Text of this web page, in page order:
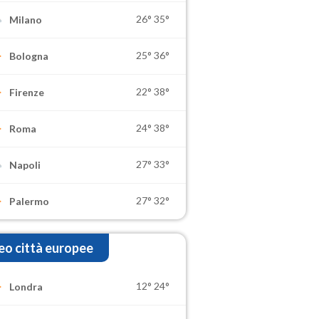
Milano 26° 35°
Bologna 25° 36°
Firenze 22° 38°
Roma 24° 38°
Napoli 27° 33°
Palermo 27° 32°
città europee
Londra 12° 24°